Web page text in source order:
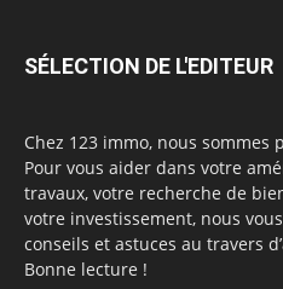
SÉLECTION DE L'EDITEUR
Chez 123 immo, nous sommes
Pour vous aider dans votre
travaux, votre recherche de
votre investissement, nous
conseils et astuces au travers
Bonne lecture !